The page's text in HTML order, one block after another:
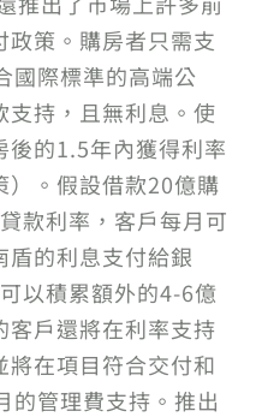
策。購房者只需支
國際標準的高端公
支持，且無利息。使
後的1.5年內獲得利率
）。假設借款20億購
款利率，客戶每月可
的利息支付給銀
以積累額外的4-6億
客戶還將在利率支持
在項目符合交付和
的管理費支持。推出